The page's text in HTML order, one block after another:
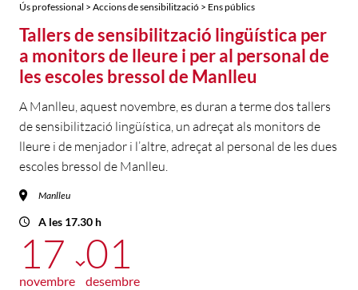
Ús professional > Accions de sensibilització > Ens públics
Tallers de sensibilització lingüística per
a monitors de lleure i per al personal de
les escoles bressol de Manlleu
A Manlleu, aquest novembre, es duran a terme dos tallers
de sensibilització lingüística, un adreçat als monitors de
lleure i de menjador i l’altre, adreçat al personal de les dues
escoles bressol de Manlleu.
Manlleu
A les 17.30 h
17
novembre
01
desembre